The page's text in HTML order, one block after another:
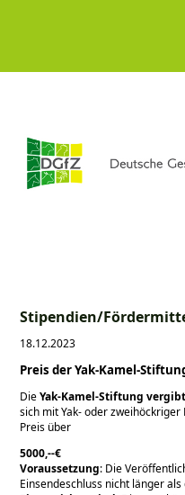
Stipendien/
18.12.2023
Preis der Yak-Kamel-
DieYak-Kamel-Stiftung
sich mit Yak- oder
Preis über
5000,--€
Voraussetzung: Die
Einsendeschluss nicht länger